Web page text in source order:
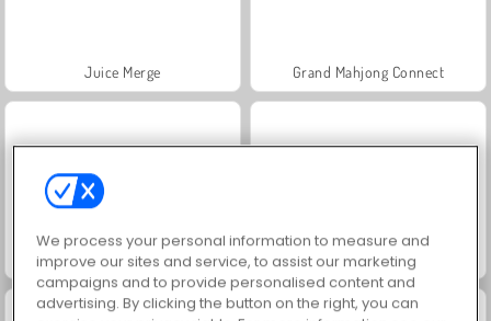
Juice Merge Grand Mahjong Connect
Masha and the Bear: Meadows Solitaire Social
We process your personal information to measure and
improve our sites and service, to assist our marketing
campaigns and to provide personalised content and
advertising. By clicking the button on the right, you can